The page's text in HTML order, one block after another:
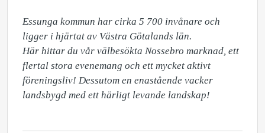
Essunga kommun har cirka 5 700 invånare och
ligger i hjärtat av Västra Götalands län.
Här hittar du vår välbesökta Nossebro marknad, ett
flertal stora evenemang och ett mycket aktivt
föreningsliv! Dessutom en enastående vacker
landsbygd med ett härligt levande landskap!